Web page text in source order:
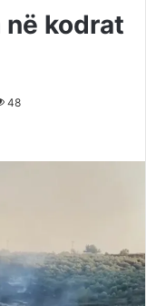
kodrat
48